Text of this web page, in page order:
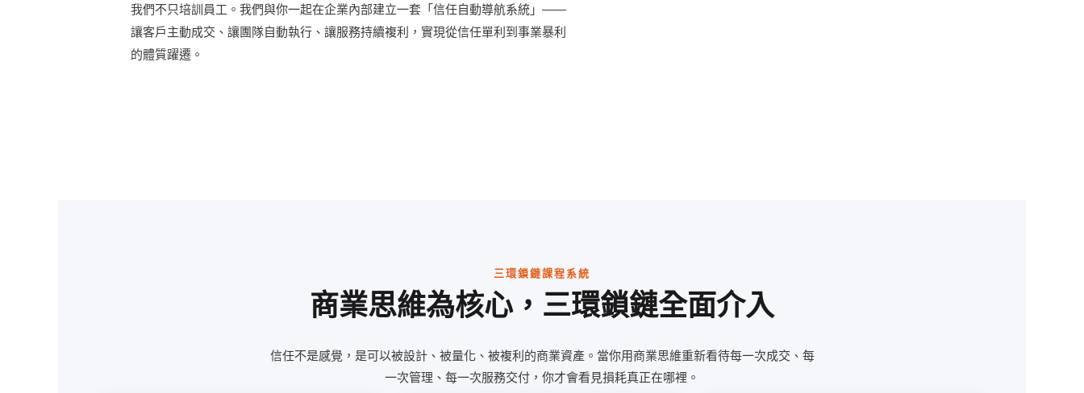
我們不只培訓員工。我們與你一起在企業內部建立一套「信任自動導航系統」——
讓客戶主動成交、讓團隊自動執行、讓服務持續複利，實現從信任單利到事業暴利
的體質躍遷。
三環鎖鏈課程系統
商業思維為核心，三環鎖鏈全面介入
信任不是感覺，是可以被設計、被量化、被複利的商業資產。當你用商業思維重新看待每一次成交、每
一次管理、每一次服務交付，你才會看見損耗真正在哪裡。